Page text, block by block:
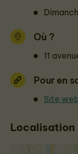
Où ?
11
Pour en
Site
Localisation